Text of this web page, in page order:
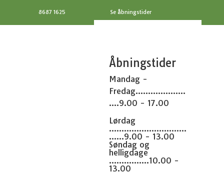
8687 1625 Se åbningstider
Åbningstider
Mandag -
Fredag....................
....9.00 - 17.00
Lørdag
...............................
......9.00 - 13.00
Søndag og
helligdage
................10.00 -
13.00